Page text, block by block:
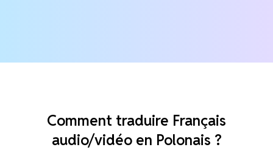
Comment traduire Français
audio/vidéo en Polonais ?